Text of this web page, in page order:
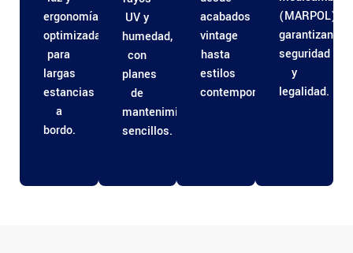
ergonomía
optimizadas
para
largas
estancias
a
bordo.
UV y
humedad,
con
planes
de
mantenimiento
sencillos.
acabados
vintage
hasta
estilos
contemporáneos.
(MARPOL),
garantizando
seguridad
y
legalidad.